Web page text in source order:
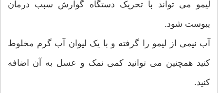
لیمو می تواند با تحریک دستگاه گوارش سبب درمان
یبوست شود.
آب نیمی از لیمو را گرفته و با یک لیوان آب گرم مخلوط
کنید همچنین می توانید کمی نمک و عسل به آن اضافه
کنید.